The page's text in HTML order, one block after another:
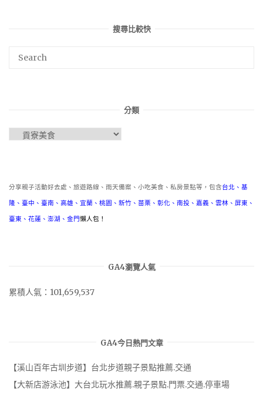
搜尋比較快
分類
分享親子活動好去處、旅遊路線、雨天備案、小吃美食、私房景點等，包含台北 、 基
隆 、 臺中 、 臺南 、 高雄 、 宜蘭 、 桃園 、 新竹 、 苗栗 、 彰化 、 南投 、 嘉義 、 雲林 、 屏東 、
臺東 、 花蓮 、 澎湖 、 金門懶人包！
GA4瀏覽人氣
累積人氣：101,659,537
GA4今日熱門文章
【溪山百年古圳步道】台北步道親子景點推薦.交通
【大新店游泳池】大台北玩水推薦.親子景點.門票.交通.停車場